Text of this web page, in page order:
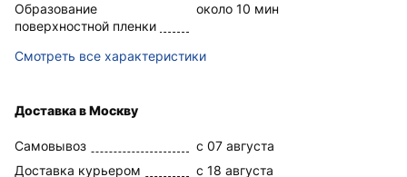
Образование
поверхностной пленки
около 10 мин
Смотреть все характеристики
Доставка в Москву
Самовывоз
c 07 августа
Доставка курьером
c 18 августа